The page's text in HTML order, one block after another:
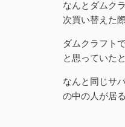
なんとダムク
次買い替えた
ダムクラフト
と思っていた
なんと同じサ
の中の人が居